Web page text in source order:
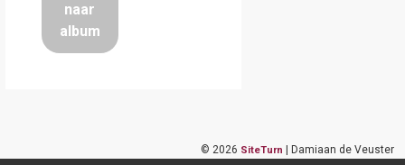
naar
album
© 2026 SiteTurn | Damiaan de Veuster